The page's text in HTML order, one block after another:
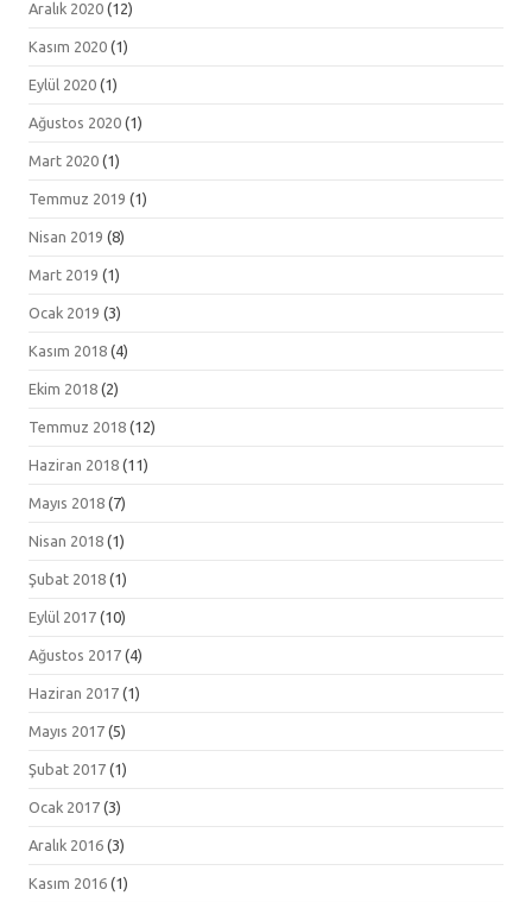
Aralık 2020 (12)
Kasım 2020 (1)
Eylül 2020 (1)
Ağustos 2020 (1)
Mart 2020 (1)
Temmuz 2019 (1)
Nisan 2019 (8)
Mart 2019 (1)
Ocak 2019 (3)
Kasım 2018 (4)
Ekim 2018 (2)
Temmuz 2018 (12)
Haziran 2018 (11)
Mayıs 2018 (7)
Nisan 2018 (1)
Şubat 2018 (1)
Eylül 2017 (10)
Ağustos 2017 (4)
Haziran 2017 (1)
Mayıs 2017 (5)
Şubat 2017 (1)
Ocak 2017 (3)
Aralık 2016 (3)
Kasım 2016 (1)